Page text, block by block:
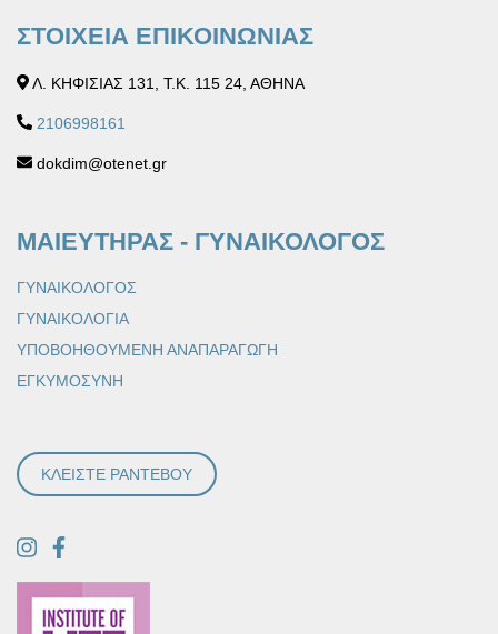
ΣΤΟΙΧΕΙΑ ΕΠΙΚΟΙΝΩΝΙΑΣ
Λ. ΚΗΦΙΣΙΑΣ 131, Τ.Κ. 115 24, ΑΘΗΝΑ
2106998161
dokdim@otenet.gr
ΜΑΙΕΥΤΗΡΑΣ - ΓΥΝΑΙΚΟΛΟΓΟΣ
ΓΥΝΑΙΚΟΛΟΓΟΣ
ΓΥΝΑΙΚΟΛΟΓΙΑ
ΥΠΟΒΟΗΘΟΥΜΕΝΗ ΑΝΑΠΑΡΑΓΩΓΗ
ΕΓΚΥΜΟΣΥΝΗ
ΚΛΕΙΣΤΕ ΡΑΝΤΕΒΟΥ